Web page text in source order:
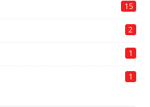
15
2
1
1